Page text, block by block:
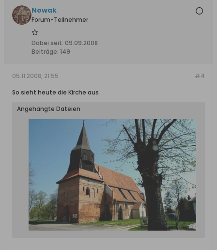
Nowak
Forum-Teilnehmer
Dabei seit: 09.09.2008
Beiträge: 149
#4
05.11.2008, 21:55
So sieht heute die Kirche aus
Angehängte Dateien